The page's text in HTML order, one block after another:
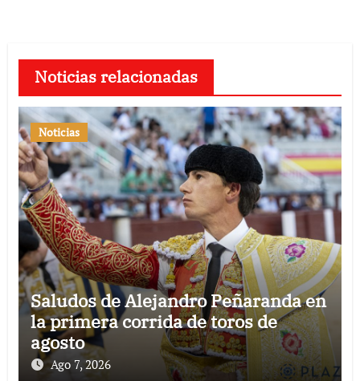
Noticias relacionadas
Noticias
Saludos de Alejandro Peñaranda en
la primera corrida de toros de
agosto
Ago 7, 2026